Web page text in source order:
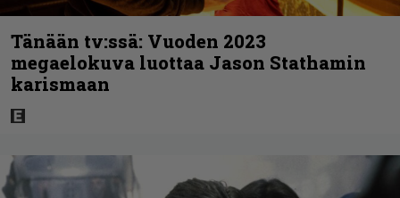
Tänään tv:ssä: Vuoden 2023
megaelokuva luottaa Jason Stathamin
karismaan